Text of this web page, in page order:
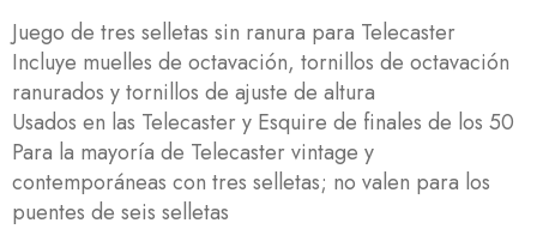
Juego de tres selletas sin ranura para Telecaster
Incluye muelles de octavación, tornillos de octavación
ranurados y tornillos de ajuste de altura
Usados en las Telecaster y Esquire de finales de los 50
Para la mayoría de Telecaster vintage y
contemporáneas con tres selletas; no valen para los
puentes de seis selletas